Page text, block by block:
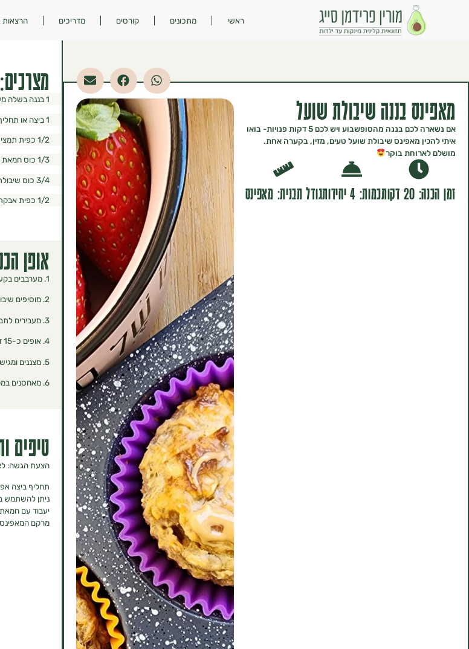
ראשי מתכונים קורסים מדריכים הרצאות
מאפינס בננה שיבולת שועל
אם נשארה לכם בננה מהסופשבוע ויש לכם 5 דקות פנויות- בואו
איתי להכין מאפינס שיבולת שועל טעים, מזין, בקערה אחת.
מושלם לארוחת בוקר
זמן הכנה: 20 דקות כמות: 4 יחידות גודל תבנית: מאפינס
מצרכים:
1 בננה בשלה מעוכה
1 ביצה או תחליף (ראו הערות)
1/2 כפית תמצית וניל
1/3 כוס חמאת בוטנים/אגוזים חלקה
3/4 כוס שיבולת שועל
1/2 כפית אבקת אפיה.
אופן
1. מערבבים בקערה בננה, ביצה, תמצית וניל, חמאת אגוזים/בוטנים ומערבבים.
2. ‏מוסיפים שיבולת שועל, אבקת אפיה ומערבבים שוב.
3. ‏מעבירים לתבנית מאפינס משומנת.
4. ‏אופים כ-15 דקות ב-180 מעלות עד התייצבות והזהבה.
5. ‏מצננים ומגישים.
6. ‏מאחסנים במקרר עד 3 ימים או מקפיאים.
טיפים
הצעת הגשה:
תחליף ביצה אפשרי- 1/4 כוס רסק תפוחים
ניתן להשתמש
יעבוד עם חמאת
מרקם המאפינס